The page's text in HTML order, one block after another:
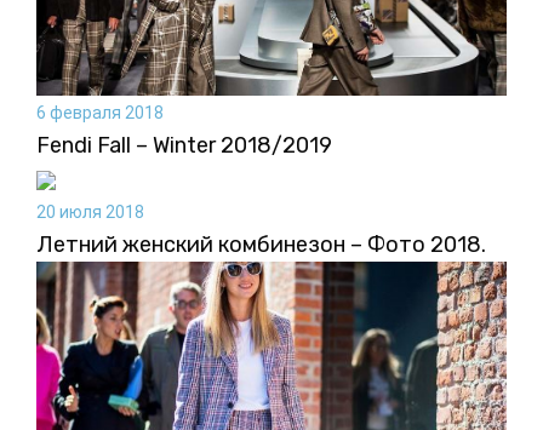
6 февраля 2018
Fendi Fall – Winter 2018/2019
20 июля 2018
Летний женский комбинезон – Фото 2018.